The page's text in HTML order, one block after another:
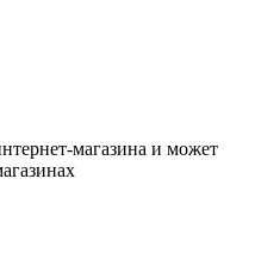
магазина и может